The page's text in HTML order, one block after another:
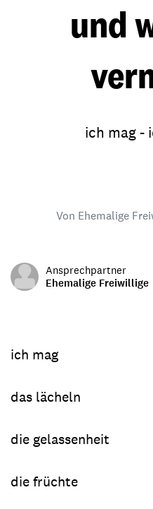
und
ich mag -
Von Ehemalige
Ansprechpartner
Ehemalige Freiwillige
ich mag
das lächeln
die gelassenheit
die früchte